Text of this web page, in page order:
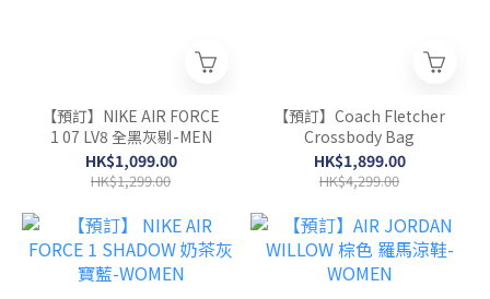
【預訂】NIKE AIR FORCE
1 07 LV8 全黑灰剔-MEN
HK$1,099.00
HK$1,299.00
【預訂】Coach Fletcher
Crossbody Bag
HK$1,899.00
HK$4,299.00